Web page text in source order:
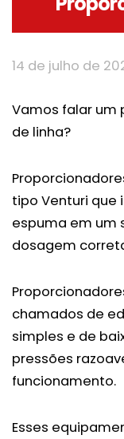
14 de julho de
Vamos falar um
de linha?
tipo Venturi que
espuma em um
dosagem
chamados de
simples e de
pressões
funcionamento.
Esses